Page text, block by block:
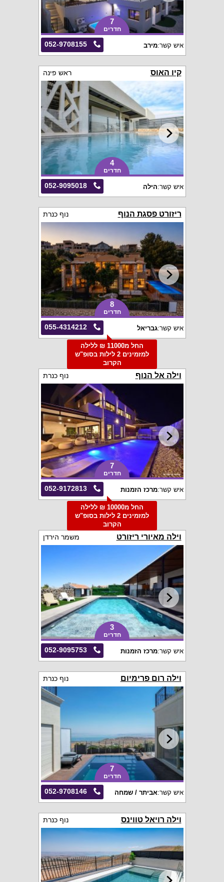
7
חדרים
052-9708155 איש קשר:מירב
קיו האוס ראש פינה
4
חדרים
052-9095018 איש קשר:הילה
ריזורט פסגת הנוף נוף כנרת
8
חדרים
055-4314212 איש קשר:גבריאל
החל מ11000 ₪ ללילה
למזמינים 2 לילות בסופ"ש
הקרוב
וילה אל הנוף נוף כנרת
7
חדרים
052-9172813 איש קשר:מרכז הזמנות
החל מ10000 ₪ ללילה
למזמינים 2 לילות בסופ"ש
הקרוב
וילה מאיורי ריזורט משמר הירדן
3
חדרים
052-9095753 איש קשר:מרכז הזמנות
וילה רום פרימיום נוף כנרת
7
חדרים
052-9708146 איש קשר:אביתר / שמחה
וילה רויאל טווינס נוף כנרת